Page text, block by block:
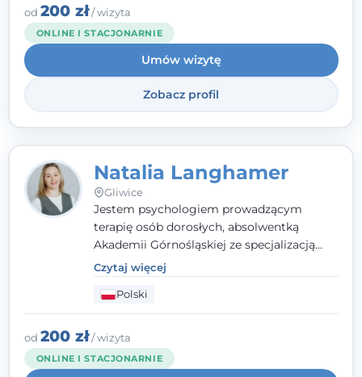
narzędzi Racjonalnej Terapii Zachowania.
od 200 zł/ wizyta
ONLINE I STACJONARNIE
Umów wizytę
Zobacz profil
Natalia Langhamer
Gliwice
Jestem psychologiem prowadzącym
terapię osób dorosłych, absolwentką
Akademii Górnośląskiej ze specjalizacją
kliniczną. Oferuję konsultacje
psychologiczne i pierwszą pomoc
psychologiczną w kryzysie, przewlekłym
stresie czy obniżonym nastroju. Każde
spotkanie traktuję z szacunkiem,
uważnością i w atmosferze zaufania.
Czytaj więcej
Polski
od 200 zł/ wizyta
ONLINE I STACJONARNIE